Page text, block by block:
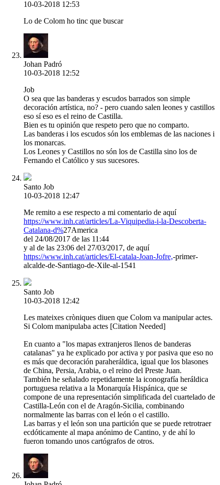
10-03-2018 12:53
Lo de Colom ho tinc que buscar
Johan Padró
10-03-2018 12:52
Job
O sea que las banderas y escudos barrados son simple
decoración artística, no? - pero cuando salen leones y castillos
eso sí eso es el reino de Castilla.
Bien es tu opinión que respeto pero que no comparto.
Las banderas i los escudos són los emblemas de las naciones i
los monarcas.
Los Leones y Castillos no són los de Castilla sino los de
Fernando el Católico y sus sucesores.
Santo Job
10-03-2018 12:47
Me remito a ese respecto a mi comentario de aquí
https://www.inh.cat/articles/La-Viquipedia-i-la-Descoberta-
Catalana-d%27America
del 24/08/2017 de las 11:44
y al de las 23:06 del 27/03/2017, de aquí
https://www.inh.cat/articles/El-catala-Joan-Jofre,-primer-
alcalde-de-Santiago-de-Xile-al-1541
Santo Job
10-03-2018 12:42
Les mateixes cròniques diuen que Colom va manipular actes.
Si Colom manipulaba actes [Citation Needed]
En cuanto a "los mapas extranjeros llenos de banderas
catalanas" ya he explicado por activa y por pasiva que eso no
es más que decoración paraheráldica, igual que los blasones
de China, Persia, Arabia, o el reino del Preste Juan.
También he señalado repetidamente la iconografía heráldica
portuguesa relativa a la Monarquía Hispánica, que se
compone de una representación simplificada del cuartelado de
Castilla-León con el de Aragón-Sicilia, combinando
normalmente las barras con el león o el castillo.
Las barras y el león son una partición que se puede retrotraer
ecdóticamente al mapa anónimo de Cantino, y de ahí lo
fueron tomando unos cartógrafos de otros.